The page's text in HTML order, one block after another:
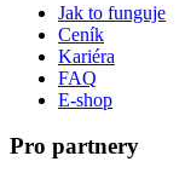
Jak to funguje
Ceník
Kariéra
FAQ
E-shop
Pro partnery